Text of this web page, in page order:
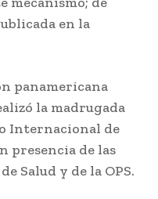
en la
panamericana
la madrugada
Internacional de
presencia de las
Salud y de la OPS.